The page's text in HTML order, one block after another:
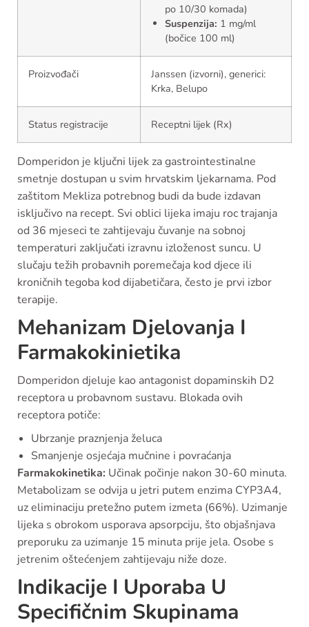
po 10/30 komada)
Suspenzija: 1 mg/ml
(bočice 100 ml)
Proizvođači
Janssen (izvorni), generici:
Krka, Belupo
Status registracije Receptni lijek (Rx)
Domperidon je ključni lijek za gastrointestinalne
smetnje dostupan u svim hrvatskim ljekarnama. Pod
zaštitom Mekliza potrebnog budi da bude izdavan
isključivo na recept. Svi oblici lijeka imaju roc trajanja
od 36 mjeseci te zahtijevaju čuvanje na sobnoj
temperaturi zaključati izravnu izloženost suncu. U
slučaju težih probavnih poremečaja kod djece ili
kroničnih tegoba kod dijabetičara, često je prvi izbor
terapije.
Mehanizam Djelovanja I
Farmakokinietika
Domperidon djeluje kao antagonist dopaminskih D2
receptora u probavnom sustavu. Blokada ovih
receptora potiče:
Ubrzanje praznjenja želuca
Smanjenje osjećaja mučnine i povraćanja
Farmakokinetika: Učinak počinje nakon 30-60 minuta.
Metabolizam se odvija u jetri putem enzima CYP3A4,
uz eliminaciju pretežno putem izmeta (66%). Uzimanje
lijeka s obrokom usporava apsorpciju, što objašnjava
preporuku za uzimanje 15 minuta prije jela. Osobe s
jetrenim oštećenjem zahtijevaju niže doze.
Indikacije I Uporaba U
Specifičnim Skupinama